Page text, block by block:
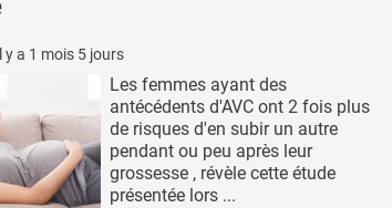
y a 1 mois 5 jours
Les femmes ayant des
antécédents d'AVC ont 2 fois plus
de risques d'en subir un autre
pendant ou peu après leur
grossesse , révèle cette étude
présentée lors ...